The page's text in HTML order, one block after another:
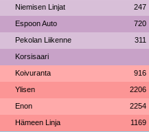
Niemisen Linjat 247
Espoon Auto 720
Pekolan Liikenne 311
Korsisaari
Koivuranta 916
Ylisen 2206
Enon 2254
Hämeen Linja 1169